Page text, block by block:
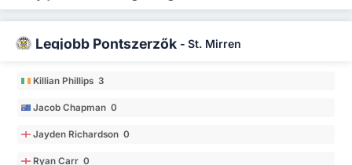
Legjobb Pontszerzők - St. Mirren
Killian Phillips 3
Jacob Chapman 0
Jayden Richardson 0
Ryan Carr 0